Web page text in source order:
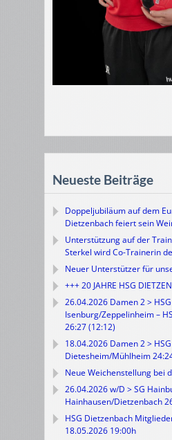
Neueste Beiträge
Doppeljubiläum auf dem
Dietzenbach feiert sein
Unterstützung auf der
Sterkel wird Co-Trainerin
Neuer Unterstützer für
+++ 20 JAHRE HSG
26.04.2026 Damen 2 > HSG
Isenburg/Zeppelinheim –
26:27 (12:12)
18.04.2026 Damen 2 >
Dietesheim/Mühlheim
Neue Weichenstellung bei
26.04.2026 w/D > SG
Hainhausen/Dietzenbach
HSG Dietzenbach
18.05.2026 19:00h